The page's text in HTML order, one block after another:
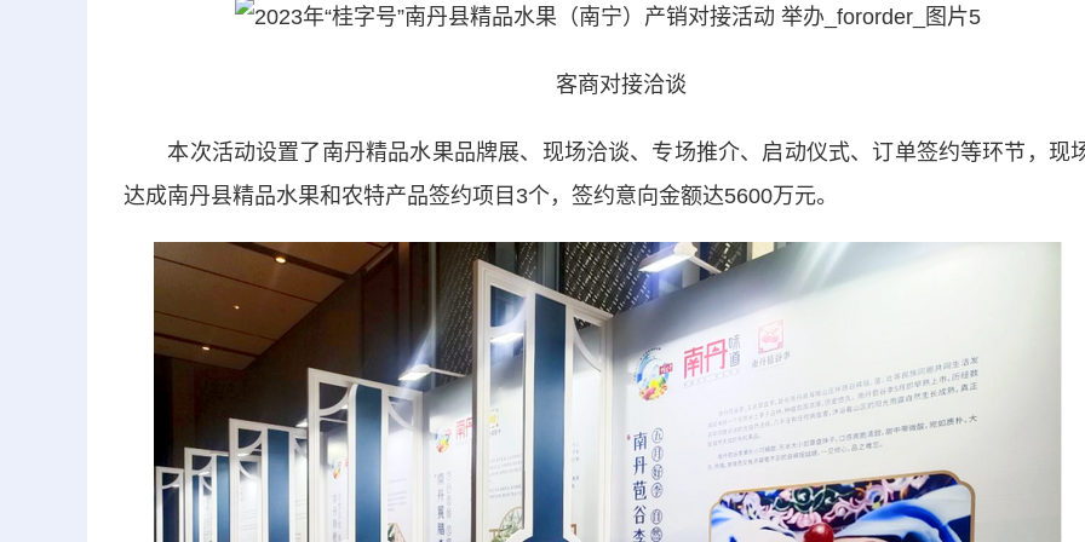
客商对接洽谈
本次活动设置了南丹精品水果品牌展、现场洽谈、专场推介、启动仪式、订单签约等环节，现
达成南丹县精品水果和农特产品签约项目3个，签约意向金额达5600万元。